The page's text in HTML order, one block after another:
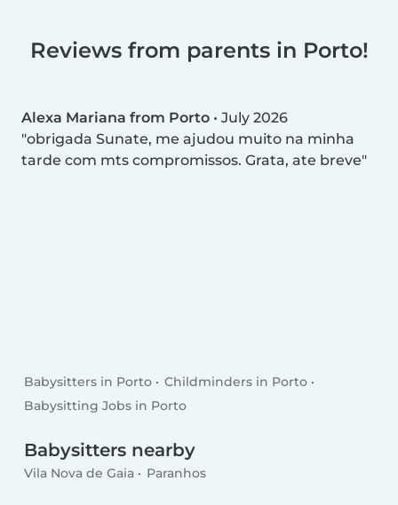
Reviews from parents in Porto!
Alexa Mariana from Porto • July 2026
obrigada Sunate, me ajudou muito na minha
tarde com mts compromissos. Grata, ate breve
Babysitters in Porto
Childminders in Porto
Babysitting Jobs in Porto
Babysitters nearby
Vila Nova de Gaia Paranhos